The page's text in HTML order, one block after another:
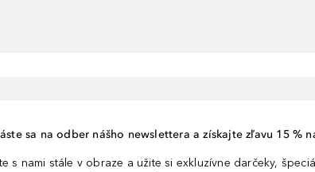
sa na odber nášho newslettera a získajte zľavu 15 %
s nami stále v obraze a užite si exkluzívne darčeky,